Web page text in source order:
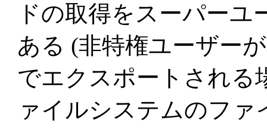
ドの取得をスーパー
ある (非特権ユーザー
でエクスポートされる
ァイルシステムのフ